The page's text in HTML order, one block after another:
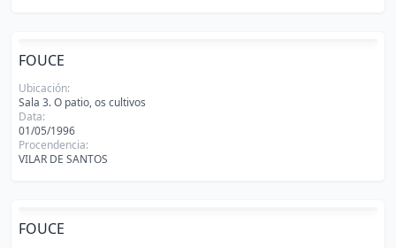
FOUCE
Ubicación:
Sala 3. O patio, os cultivos
Data:
01/05/1996
Procendencia:
VILAR DE SANTOS
FOUCE